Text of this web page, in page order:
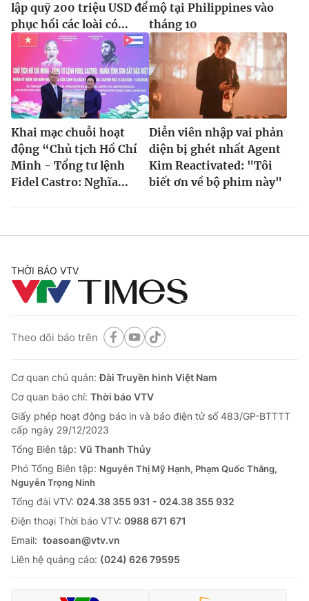
lập quỹ 200 triệu USD để
phục hồi các loài có...
mộ tại Philippines vào
tháng 10
Khai mạc chuỗi hoạt
động “Chủ tịch Hồ Chí
Minh - Tổng tư lệnh
Fidel Castro: Nghĩa...
Diễn viên nhập vai phản
diện bị ghét nhất Agent
Kim Reactivated: "Tôi
biết ơn về bộ phim này"
THỜI BÁO VTV
Theo dõi báo trên
Cơ quan chủ quản:Đài Truyền hình Việt Nam
Cơ quan báo chí: Thời báo VTV
Giấy phép hoạt động báo in và báo điện tử số 483/GP-BTTTT
cấp ngày 29/12/2023
Tổng Biên tập: Vũ Thanh Thủy
Phó Tổng Biên tập: Nguyễn Thị Mỹ Hạnh, Phạm Quốc Thắng,
Nguyễn Trọng Ninh
Tổng đài VTV: 024.38 355 931 - 024.38 355 932
Ðiện thoại Thời báo VTV: 0988 671 671
Email: toasoan@vtv.vn
Liên hệ quảng cáo: (024) 626 79595